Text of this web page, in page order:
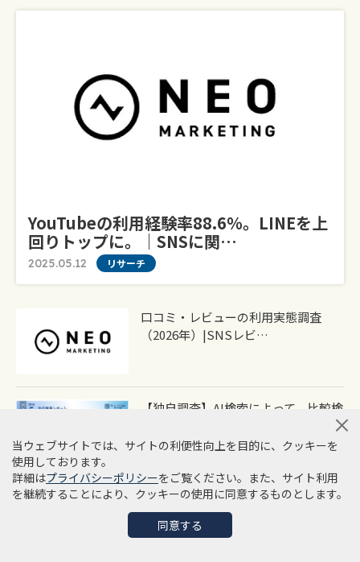
YouTubeの利用経験率88.6％。LINEを上
回りトップに。｜SNSに関…
2025.05.12 リサーチ
口コミ・レビューの利用実態調査
（2026年）|SNSレビ…
【独自調査】AI検索によって、比較検
【調査リリース】店舗選びで口コミ
を重視する消費者…
当ウェブサイトでは、サイトの利便性向上を目的に、クッキーを
使用しております。
詳細はプライバシーポリシーをご覧ください。また、サイト利用
を継続することにより、クッキーの使用に同意するものとします。
同意する